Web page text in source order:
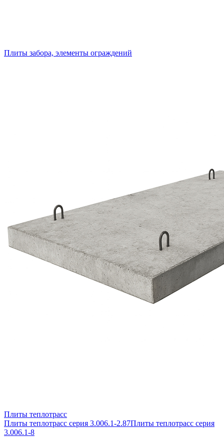
Плиты забора, элементы ограждений
Плиты теплотрасс
Плиты теплотрасс серия 3.006.1-2.87Плиты теплотрасс серия
3.006.1-8